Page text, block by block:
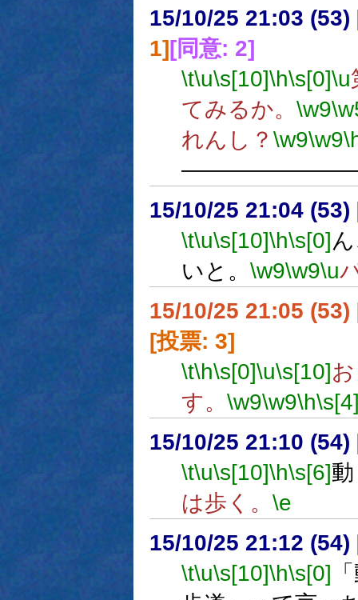
15/10/25 21:03 (53)
1][同意: 2]
\t\u\s[10]\h\s[0]\u
てみるか。 \w9
れんし？ \w9\w9
15/10/25 21:04 (53)
\t\u\s[10]\h\s[0]
いと。 \w9\w9\u
15/10/25 21:05 (53)
[投票: 3]
\t\h\s[0]\u\s[10]
す。 \w9\w9\h
15/10/25 21:10 (54)
\t\u\s[10]\h\s[6]
は歩く。 \e
15/10/25 21:12 (54)
\t\u\s[10]\h\s[0]